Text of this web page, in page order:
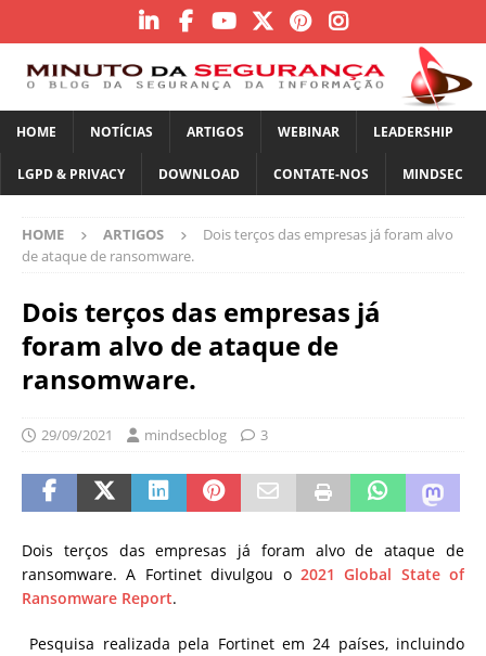
HOME NOTÍCIAS ARTIGOS WEBINAR LEADERSHIP
LGPD & PRIVACY DOWNLOAD CONTATE-NOS MINDSEC
HOME ARTIGOS
Dois terços das empresas já foram alvo
de ataque de ransomware.
Dois terços das empresas já
foram alvo de ataque de
ransomware.
29/09/2021 mindsecblog 3
Dois terços das empresas já foram alvo de ataque de
ransomware. A Fortinet divulgou o 2021 Global State of
Ransomware Report.
Pesquisa realizada pela Fortinet em 24 países, incluindo